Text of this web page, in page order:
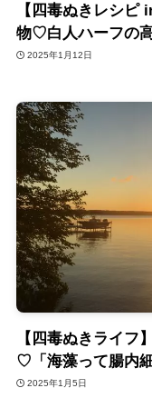
【四毒ぬきレシピ
物♡白人ハーフの
2025年1月12日
【四毒ぬきライフ
♡「海藻って腸内
2025年1月5日